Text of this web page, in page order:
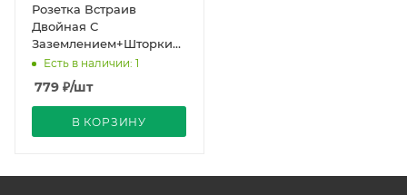
Розетка Встраив
Двойная С
Заземлением+Шторки+Крышка
Белый IP20 16А 250В
ATLASDESIGN Schneider
Electr
Есть в наличии: 1
779 ₽/шт
В КОРЗИНУ